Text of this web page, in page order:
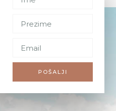
POŠALJI